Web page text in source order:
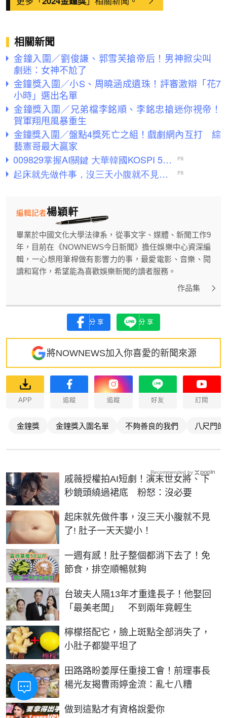
相關新聞
金鐘入圍／劉俊謙、郭雪芙搶帝后！男神掀尖叫
劇迷：女神不尬了
金鐘獎入圍／小S、周曉涵成遺珠！評審激辯「花7
小時」選出名單
金鐘獎入圍／兄弟檔李銘順、李銘忠搶迷你視帝！
賀軍翔甩風暴重生
金鐘獎入圍／盤點4獎死亡之組！戲劇網內互打 綜
藝憲哥最大贏家
楊穎軒
編輯記者
畢業於中國文化大學法律系，從事文字、媒體、新聞工作9
年，目前在《NOWNEWS今日新聞》擔任娛樂中心資深編
輯，一心想用筆桿做有影響力的事，最愛電影、音樂、閱
讀和寫作，希望能為喜歡娛樂新聞的讀者服務。
作品集
分享 分享
將NOWNEWS加入你喜愛的新聞來源
APP 追蹤 追蹤 好友 訂閱
金鐘獎 金鐘獎入圍名單 不夠善良的我們 八尺門
戚薇授權拍AI短劇！演末世女將、下
秒鏡頭繞過裙底 粉怒：沒必要
起床就先做件事，沒三天小腹就不見
了! 肚子一天天變小！
PR
一週有感！肚子整個都消下去了！免
節食，排空順暢就夠
PR
台玻夫人隔13年才重逢長子！他娶回
「最美老闆」 不到兩年竟輕生
檸檬搭配它，臉上斑點全部消失了，
小肚子都變平坦了
PR
田路路盼姜厚任重接工會！前理事長
楊光友揭曹雨婷金流：亂七八糟
做到這點才有資格說愛你
PR
Recommended by